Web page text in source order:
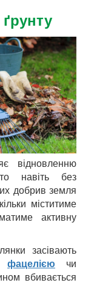
відновленню
навіть без
добрив земля
міститиме
активну
засівають
фацелією чи
вбивається